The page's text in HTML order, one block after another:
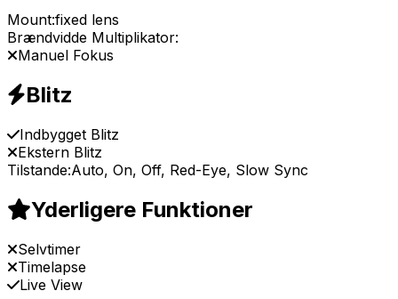
Mount:fixed lens
Brændvidde Multiplikator:
Manuel Fokus
Blitz
Indbygget Blitz
Ekstern Blitz
Tilstande:Auto, On, Off, Red-Eye, Slow Sync
Yderligere Funktioner
Selvtimer
Timelapse
Live View